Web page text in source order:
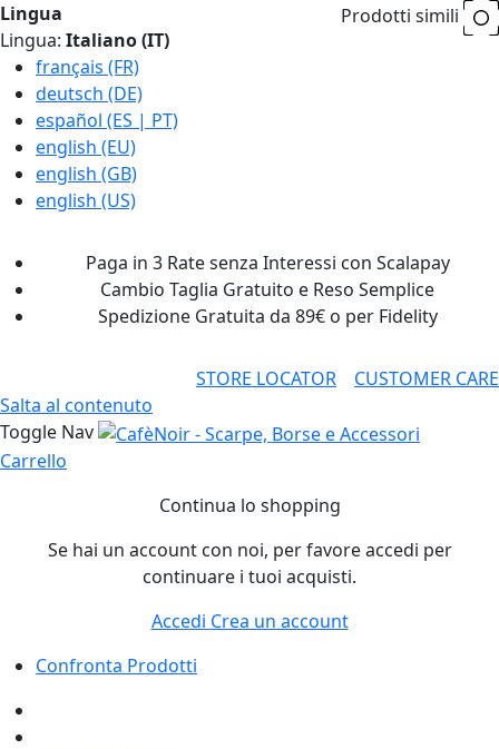
Lingua
Lingua: Italiano (IT)
français (FR)
deutsch (DE)
español (ES | PT)
english (EU)
english (GB)
english (US)
Paga in 3 Rate senza Interessi con Scalapay
Cambio Taglia Gratuito e Reso Semplice
Spedizione Gratuita da 89€ o per Fidelity
STORE LOCATOR
CUSTOMER CARE
Salta al contenuto
Toggle Nav
Carrello
Continua lo shopping
Se hai un account con noi, per favore accedi per
continuare i tuoi acquisti.
Accedi Crea un account
Confronta Prodotti
Prodotti simili